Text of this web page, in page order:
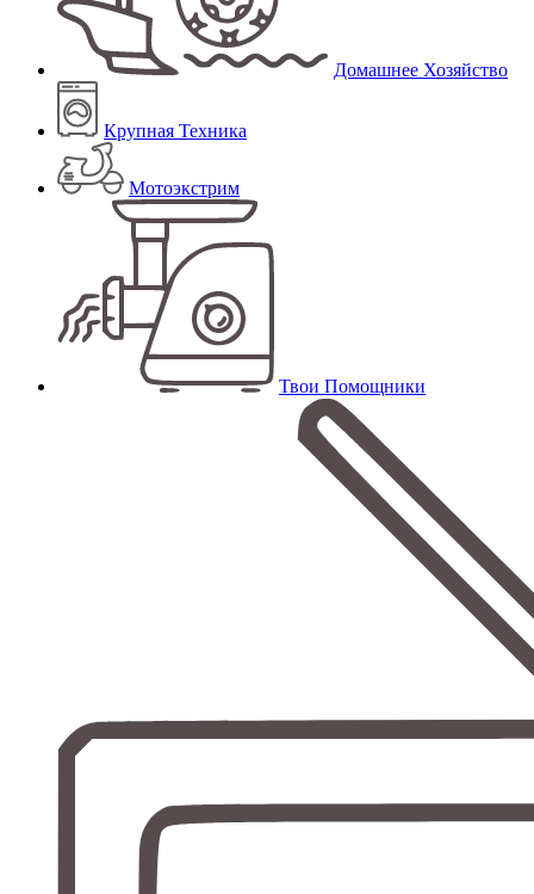
Домашнее Хозяйство
Крупная Техника
Мотоэкстрим
Твои Помощники